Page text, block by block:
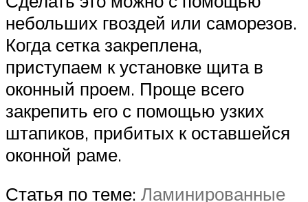
небольших гвоздей или саморезов.
Когда сетка закреплена,
приступаем к установке щита в
оконный проем. Проще всего
закрепить его с помощью узких
штапиков, прибитых к оставшейся
оконной раме.
Статья по теме: Ламинированные